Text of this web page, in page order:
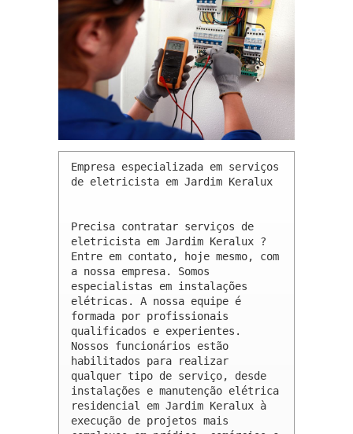
Empresa especializada em serviços
de eletricista em Jardim Keralux
Precisa contratar serviços de
eletricista em Jardim Keralux ?
Entre em contato, hoje mesmo, com
a nossa empresa. Somos
especialistas em instalações
elétricas. A nossa equipe é
formada por profissionais
qualificados e experientes.
Nossos funcionários estão
habilitados para realizar
qualquer tipo de serviço, desde
instalações e manutenção elétrica
residencial em Jardim Keralux à
execução de projetos mais